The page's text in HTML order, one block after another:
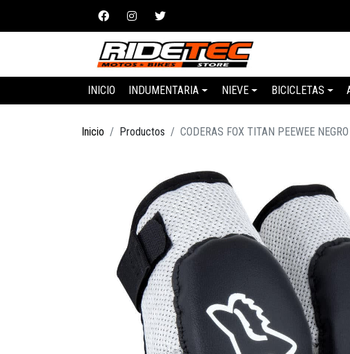
INICIO INDUMENTARIA NIEVE BICICLETAS
Inicio Productos CODERAS FOX TITAN PEEWEE NEGRO